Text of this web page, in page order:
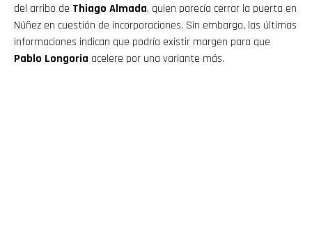
del arribo de Thiago Almada, quien parecía cerrar la puerta en
Núñez en cuestión de incorporaciones. Sin embargo, las últimas
informaciones indican que podría existir margen para que
Pablo Longoria acelere por una variante más.